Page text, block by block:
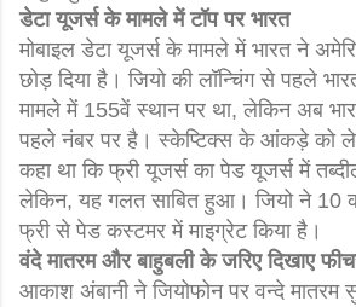
डेटा यूजर्स के मामले में टॉप पर भारत
मोबाइल डेटा यूजर्स के मामले में भारत ने
छोड़ दिया है। जियो की लॉन्चिंग से पहले
मामले में 155वें स्थान पर था, लेकिन अब
पहले नंबर पर है। स्केप्टिक्स के आंकड़े को
कहा था कि फ्री यूजर्स का पेड यूजर्स में
लेकिन, यह गलत साबित हुआ। जियो ने 10
फ्री से पेड कस्टमर में माइग्रेट किया है।
वंदे मातरम और बाहुबली के जरिए दिखाए
आकाश अंबानी ने जियोफोन पर वन्दे